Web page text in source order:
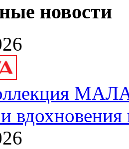
новости